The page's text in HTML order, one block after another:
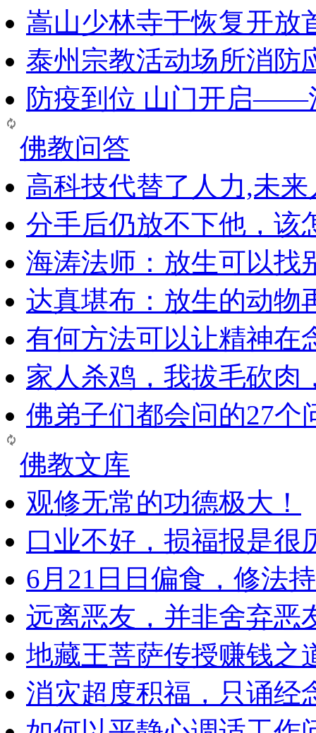
嵩山少林寺于恢复开放
泰州宗教活动场所消防
防疫到位 山门开启——
佛教问答
高科技代替了人力,未
分手后仍放不下他，该
海涛法师：放生可以找
达真堪布：放生的动物
有何方法可以让精神在
家人杀鸡，我拔毛砍肉
佛弟子们都会问的27个
佛教文库
观修无常的功德极大！
口业不好，损福报是很
6月21日日偏食，修法
远离恶友，并非舍弃恶
地藏王菩萨传授赚钱之
消灾超度积福，只诵经